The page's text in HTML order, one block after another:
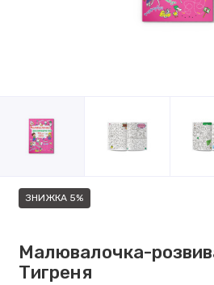
ЗНИЖКА 5%
Малювалочка-
Тигреня